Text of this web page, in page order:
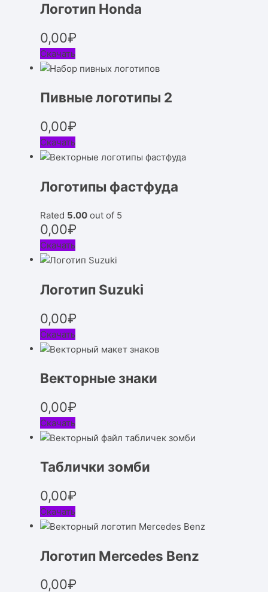
Логотип Honda
0,00₽
Скачать
Пивные логотипы 2
0,00₽
Скачать
Логотипы фастфуда
Rated 5.00 out of 5
0,00₽
Скачать
Логотип Suzuki
0,00₽
Скачать
Векторные знаки
0,00₽
Скачать
Таблички зомби
0,00₽
Скачать
Логотип Mercedes Benz
0,00₽